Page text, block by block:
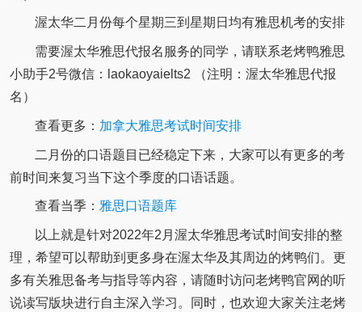
渥太华二月份每个星期三到星期日均有雅思机考的安排
需要渥太华雅思代报名服务的同学，请联系老烤鸭雅思
小助手2号微信：laokaoyaielts2 （注明：渥太华雅思代报
名）
查看更多： 加拿大雅思考试时间安排
二月份的口语题目已经稳定下来，大家可以有更多的考
前时间来复习当下这个季度的口语话题。
查看当季： 雅思口语题库
以上就是针对2022年2月渥太华雅思考试时间安排的整
理，希望可以帮助到更多身在渥太华及其周边的烤鸭们。更
多有关雅思备考与指导等内容，请随时访问老烤鸭官网的听
说读写版块进行自主深入学习。同时，也欢迎大家关注老烤